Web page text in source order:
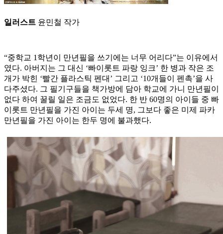
일러스트 윤민철 작가
“중학교 1학년이 만년필을 쓰기에는 너무 어리다”는 이유에서
였다. 아버지는 그 대신 ‘빠이롯트 파랑 잉크’ 한 병과 작은 조
개가 박힌 ‘빨간 플라스틱 펜대’ 그리고 ‘10개들이 펜촉’을 사
다주셨다. 그 필기구들을 책가방에 담아 학교에 가니 만년필이
없다 하여 꿀릴 일은 조금도 없었다. 한 반 60명의 아이들 중 빠
이롯트 만년필을 가진 아이는 두세 명, 그보다 좋은 미제 파카
만년필을 가진 아이는 한두 명에 불과했다.